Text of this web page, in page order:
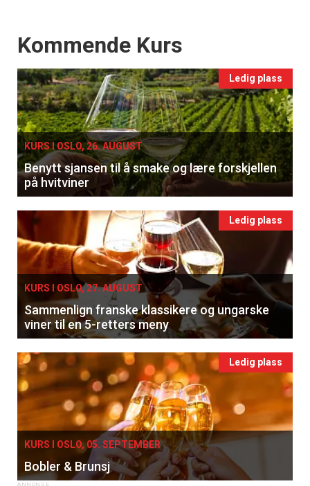
Events
Kommende Kurs
Ledig plass
KURS I OSLO, 26. AUGUST
Benytt sjansen til å smake og lære forskjellen
på hvitviner
Ledig plass
KURS I OSLO, 27. AUGUST
Sammenlign franske klassikere og ungarske
viner til en 5-retters meny
Ledig plass
KURS I OSLO, 05. SEPTEMBER
Bobler & Brunsj